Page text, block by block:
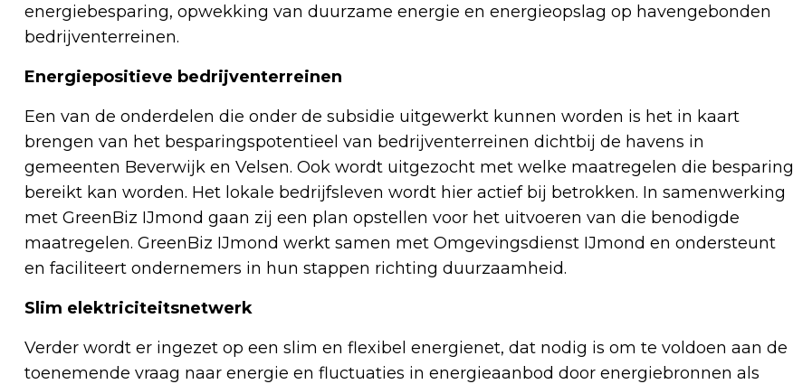
energiebesparing, opwekking van duurzame energie en energieopslag op havengebonden
bedrijventerreinen.
Energiepositieve bedrijventerreinen
Een van de onderdelen die onder de subsidie uitgewerkt kunnen worden is het in kaart
brengen van het besparingspotentieel van bedrijventerreinen dichtbij de havens in
gemeenten Beverwijk en Velsen. Ook wordt uitgezocht met welke maatregelen die besparing
bereikt kan worden. Het lokale bedrijfsleven wordt hier actief bij betrokken. In samenwerking
met GreenBiz IJmond gaan zij een plan opstellen voor het uitvoeren van die benodigde
maatregelen. GreenBiz IJmond werkt samen met Omgevingsdienst IJmond en ondersteunt
en faciliteert ondernemers in hun stappen richting duurzaamheid.
Slim elektriciteitsnetwerk
Verder wordt er ingezet op een slim en flexibel energienet, dat nodig is om te voldoen aan de
toenemende vraag naar energie en fluctuaties in energieaanbod door energiebronnen als